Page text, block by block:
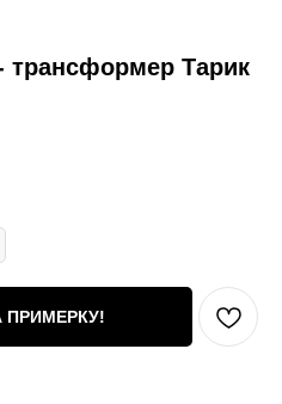
трансформер Тарик
ПРИМЕРКУ!